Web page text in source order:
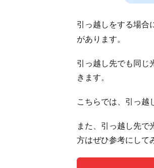
引っ越しをする場合
があります。
引っ越し先でも同じ
きます。
こちらでは、引っ越
また、引っ越し先で
方はぜひ参考にして